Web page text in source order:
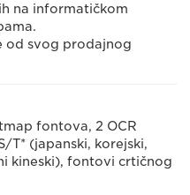
na informatičkom
od svog prodajnog
fontova, 2 OCR
T* (japanski, korejski,
kineski), fontovi crtičnog